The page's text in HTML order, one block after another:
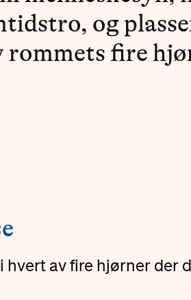
og
rommets fire
hvert av fire hjørner der